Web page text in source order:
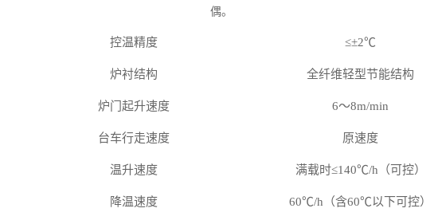
偶。
控温精度 ≤±2℃
炉衬结构 全纤维轻型节能结构
炉门起升速度 6～8m/min
台车行走速度 原速度
温升速度 满载时≤140℃/h（可控）
降温速度 60℃/h（含60℃以下可控）